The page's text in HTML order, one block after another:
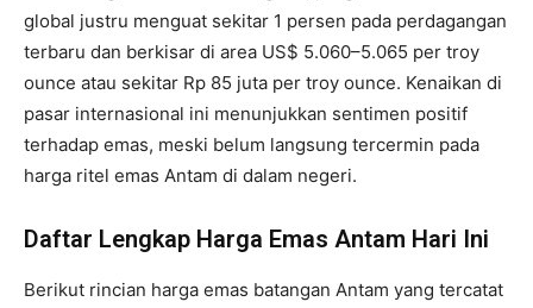
global justru menguat sekitar 1 persen pada perdagangan
terbaru dan berkisar di area US$ 5.060–5.065 per troy
ounce atau sekitar Rp 85 juta per troy ounce. Kenaikan di
pasar internasional ini menunjukkan sentimen positif
terhadap emas, meski belum langsung tercermin pada
harga ritel emas Antam di dalam negeri.
Daftar Lengkap Harga Emas Antam Hari Ini
Berikut rincian harga emas batangan Antam yang tercatat